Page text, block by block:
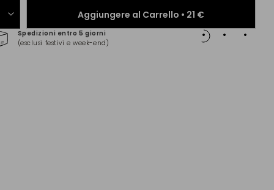
Aggiungere al Carrello • 21 €
Spedizioni entro 5 giorni
(esclusi festivi e week-end)